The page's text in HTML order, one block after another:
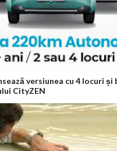
versiunea cu 4 locuri și
CityZEN